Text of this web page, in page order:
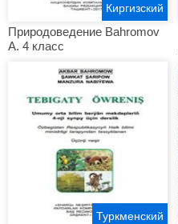
Природоведение Bahromov
A. 4 класс
Киргизский
Туркменский